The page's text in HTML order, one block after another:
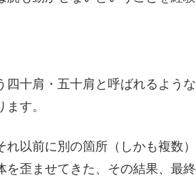
四十肩・五十肩と呼ばれるような
す。
以前に別の箇所（しかも複数）
歪ませてきた、その結果、最終